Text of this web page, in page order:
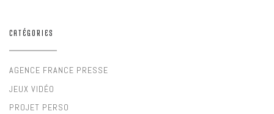
CATÉGORIES
AGENCE FRANCE PRESSE
JEUX VIDÉO
PROJET PERSO